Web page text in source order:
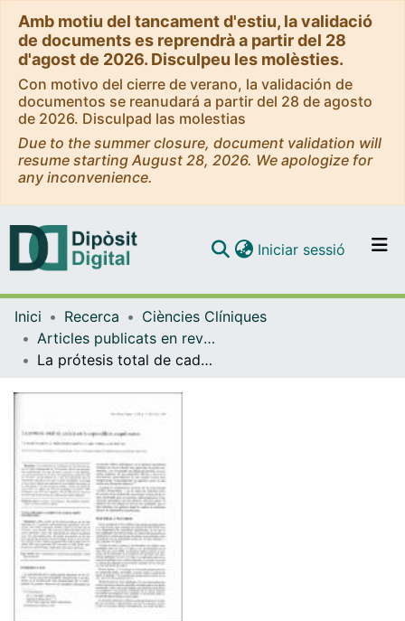
Amb motiu del tancament d'estiu, la validació
de documents es reprendrà a partir del 28
d'agost de 2026. Disculpeu les molèsties.
Con motivo del cierre de verano, la validación de
documentos se reanudará a partir del 28 de agosto
de 2026. Disculpad las molestias
Due to the summer closure, document validation will
resume starting August 28, 2026. We apologize for
any inconvenience.
Navega per tot el DD
Com publicar
Iniciar sessió (current)
Inici Recerca
Ciències Clíniques
Articles publicats en revistes (Ciències Clíniques)
La prótesis total de cadera en la espondilitis anquilosante